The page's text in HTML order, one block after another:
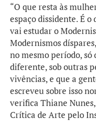
“O que resta às
espaço dissidente. É
vai estudar o
Modernismos
no mesmo período,
diferente, sob outras
vivências, e que a
escreveu sobre isso
verifica Thiane
Crítica de Arte pelo